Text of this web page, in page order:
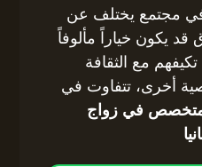
مجتمع يختلف عن
يكون خياراً مألوفاً
مع الثقافة
أخرى، تتفاوت في
في زواج